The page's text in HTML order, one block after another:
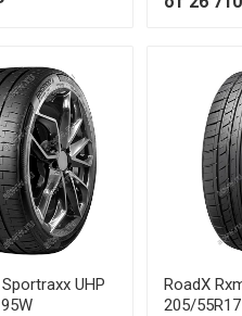
45R18 98Y
45R19 99W
45R20 100W
50R18 101W
50R18 110Y
UHP
RoadX
205/